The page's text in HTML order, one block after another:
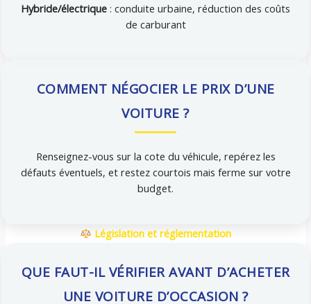
Hybride/électrique : conduite urbaine, réduction des coûts
de carburant
COMMENT NÉGOCIER LE PRIX D’UNE
VOITURE ?
Renseignez-vous sur la cote du véhicule, repérez les
défauts éventuels, et restez courtois mais ferme sur votre
budget.
Législation et réglementation
QUE FAUT-IL VÉRIFIER AVANT D’ACHETER
UNE VOITURE D’OCCASION ?